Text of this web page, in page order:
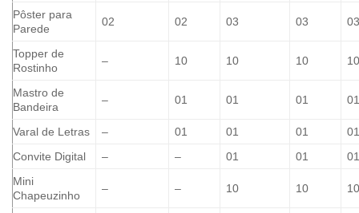
Pôster para
Parede
02 02 03 03 03
Topper de
Rostinho
– 10 10 10 10
Mastro de
Bandeira
– 01 01 01 01
Varal de Letras – 01 01 01
01
Convite Digital
– – 01 01
01
Mini
Chapeuzinho
– – 10 10 10